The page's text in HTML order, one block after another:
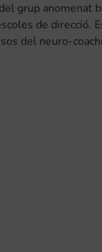
grup anomenat
de direcció.
del neuro-